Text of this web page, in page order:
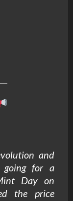
and
going for a
Day on
the price